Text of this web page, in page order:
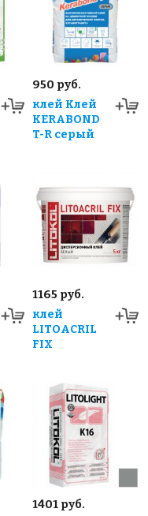
950 руб.
клей Клей
KERABOND
T-R серый
1165 руб.
клей
LITOACRIL
FIX
1401 руб.